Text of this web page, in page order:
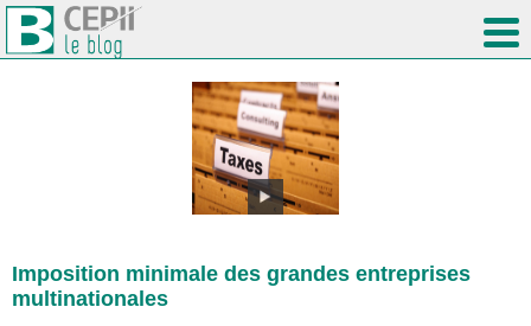
Imposition minimale des grandes entreprises
multinationales